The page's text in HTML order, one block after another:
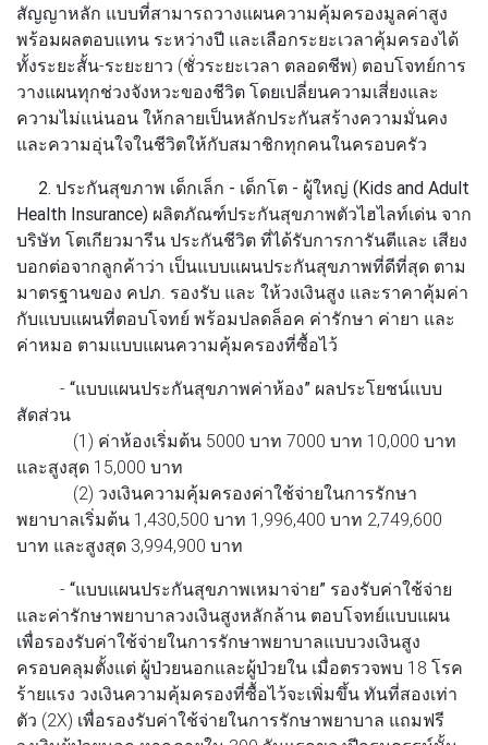
สัญญาหลัก แบบที่สามารถวางแผนความคุ้มครองมูลค่าสูง
พร้อมผลตอบแทน ระหว่างปี และเลือกระยะเวลาคุ้มครองได้
ทั้งระยะสั้น-ระยะยาว (ชั่วระยะเวลา ตลอดชีพ) ตอบโจทย์การ
วางแผนทุกช่วงจังหวะของชีวิต โดยเปลี่ยนความเสี่ยงและ
ความไม่แน่นอน ให้กลายเป็นหลักประกันสร้างความมั่นคง
และความอุ่นใจในชีวิตให้กับสมาชิกทุกคนในครอบครัว
2. ประกันสุขภาพ เด็กเล็ก - เด็กโต - ผู้ใหญ่ (Kids and Adult
Health Insurance) ผลิตภัณฑ์ประกันสุขภาพตัวไฮไลท์เด่น จาก
บริษัท โตเกียวมารีน ประกันชีวิต ที่ได้รับการการันตีและ เสียง
บอกต่อจากลูกค้าว่า เป็นแบบแผนประกันสุขภาพที่ดีที่สุด ตาม
มาตรฐานของ คปภ. รองรับ และ ให้วงเงินสูง และราคาคุ้มค่า
กับแบบแผนที่ตอบโจทย์ พร้อมปลดล็อค ค่ารักษา ค่ายา และ
ค่าหมอ ตามแบบแผนความคุ้มครองที่ซื้อไว้
- “แบบแผนประกันสุขภาพค่าห้อง” ผลประโยชน์แบบ
สัดส่วน
(1) ค่าห้องเริ่มต้น 5000 บาท 7000 บาท 10,000 บาท
และสูงสุด 15,000 บาท
(2) วงเงินความคุ้มครองค่าใช้จ่ายในการรักษา
พยาบาลเริ่มต้น 1,430,500 บาท 1,996,400 บาท 2,749,600
บาท และสูงสุด 3,994,900 บาท
- “แบบแผนประกันสุขภาพเหมาจ่าย” รองรับค่าใช้จ่าย
และค่ารักษาพยาบาลวงเงินสูงหลักล้าน ตอบโจทย์แบบแผน
เพื่อรองรับค่าใช้จ่ายในการรักษาพยาบาลแบบวงเงินสูง
ครอบคลุมตั้งแต่ ผู้ป่วยนอกและผู้ป่วยใน เมื่อตรวจพบ 18 โรค
ร้ายแรง วงเงินความคุ้มครองที่ซื้อไว้จะเพิ่มขึ้น ทันที่สองเท่า
ตัว (2X) เพื่อรองรับค่าใช้จ่ายในการรักษาพยาบาล แถมฟรี